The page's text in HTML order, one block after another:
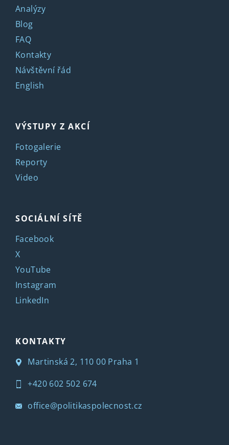
Analýzy
Blog
FAQ
Kontakty
Návštěvní řád
English
VÝSTUPY Z AKCÍ
Fotogalerie
Reporty
Video
SOCIÁLNÍ SÍTĚ
Facebook
X
YouTube
Instagram
LinkedIn
KONTAKTY
Martinská 2, 110 00 Praha 1
+420 602 502 674
office@politikaspolecnost.cz